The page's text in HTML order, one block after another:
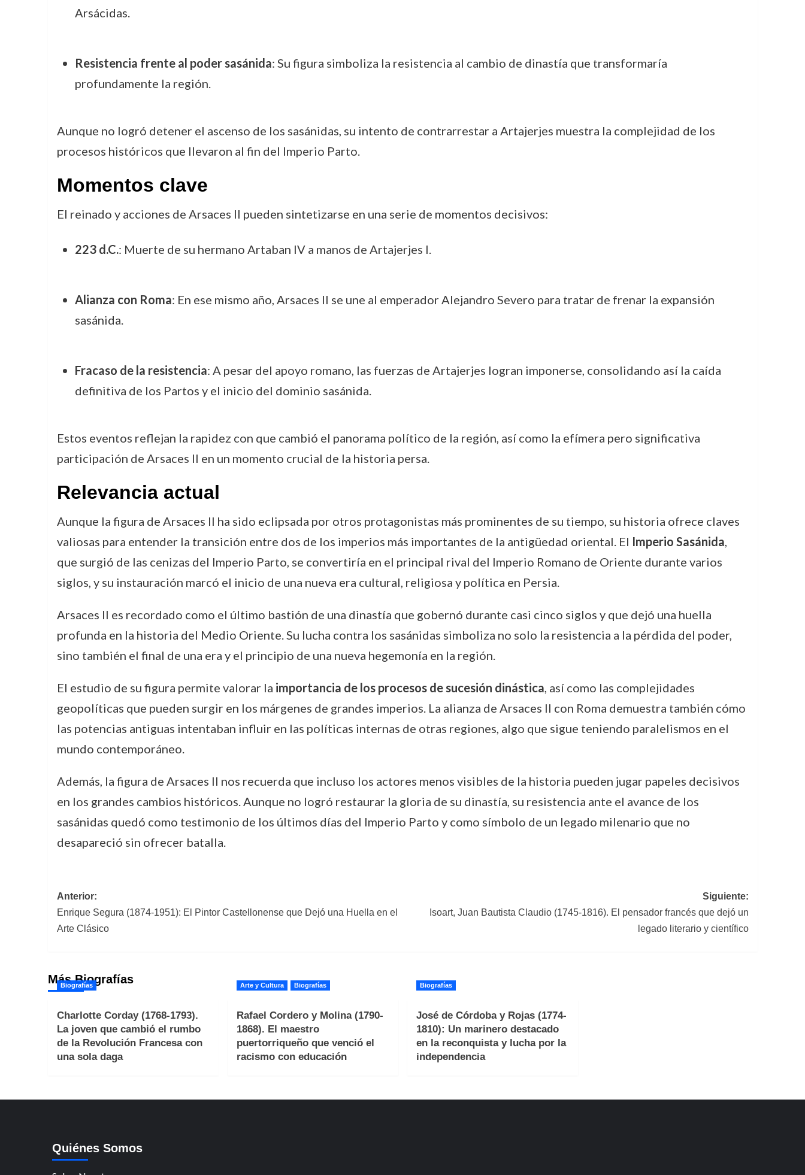
Arsácidas.
Resistencia frente al poder sasánida: Su figura simboliza la resistencia al cambio de dinastía que transformaría
profundamente la región.
Aunque no logró detener el ascenso de los sasánidas, su intento de contrarrestar a Artajerjes muestra la complejidad de los
procesos históricos que llevaron al fin del Imperio Parto.
Momentos clave
El reinado y acciones de Arsaces II pueden sintetizarse en una serie de momentos decisivos:
223 d.C.: Muerte de su hermano Artaban IV a manos de Artajerjes I.
Alianza con Roma: En ese mismo año, Arsaces II se une al emperador Alejandro Severo para tratar de frenar la expansión
sasánida.
Fracaso de la resistencia: A pesar del apoyo romano, las fuerzas de Artajerjes logran imponerse, consolidando así la caída
definitiva de los Partos y el inicio del dominio sasánida.
Estos eventos reflejan la rapidez con que cambió el panorama político de la región, así como la efímera pero significativa
participación de Arsaces II en un momento crucial de la historia persa.
Relevancia actual
Aunque la figura de Arsaces II ha sido eclipsada por otros protagonistas más prominentes de su tiempo, su historia ofrece claves
valiosas para entender la transición entre dos de los imperios más importantes de la antigüedad oriental. El Imperio Sasánida,
que surgió de las cenizas del Imperio Parto, se convertiría en el principal rival del Imperio Romano de Oriente durante varios
siglos, y su instauración marcó el inicio de una nueva era cultural, religiosa y política en Persia.
Arsaces II es recordado como el último bastión de una dinastía que gobernó durante casi cinco siglos y que dejó una huella
profunda en la historia del Medio Oriente. Su lucha contra los sasánidas simboliza no solo la resistencia a la pérdida del poder,
sino también el final de una era y el principio de una nueva hegemonía en la región.
El estudio de su figura permite valorar la importancia de los procesos de sucesión dinástica, así como las complejidades
geopolíticas que pueden surgir en los márgenes de grandes imperios. La alianza de Arsaces II con Roma demuestra también cómo
las potencias antiguas intentaban influir en las políticas internas de otras regiones, algo que sigue teniendo paralelismos en el
mundo contemporáneo.
Además, la figura de Arsaces II nos recuerda que incluso los actores menos visibles de la historia pueden jugar papeles decisivos
en los grandes cambios históricos. Aunque no logró restaurar la gloria de su dinastía, su resistencia ante el avance de los
sasánidas quedó como testimonio de los últimos días del Imperio Parto y como símbolo de un legado milenario que no
desapareció sin ofrecer batalla.
Navegación
de
Anterior:
Enrique Segura (1874-1951): El Pintor Castellonense que Dejó una Huella en el
Arte Clásico
Siguiente:
Isoart, Juan Bautista Claudio (1745-1816). El pensador francés que dejó un
legado literario y científico
Más Biografías
Biografías
Charlotte Corday (1768-1793).
La joven que cambió el rumbo
de la Revolución Francesa con
una sola daga
Arte y Cultura Biografías
Rafael Cordero y Molina (1790-
1868). El maestro
puertorriqueño que venció el
racismo con educación
Biografías
José de Córdoba y Rojas (1774-
1810): Un marinero destacado
en la reconquista y lucha por la
independencia
Quiénes Somos